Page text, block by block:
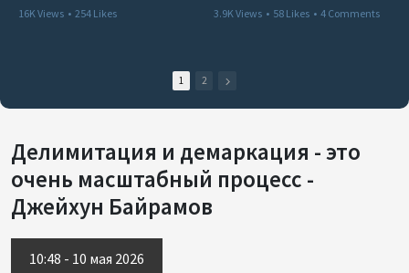
16K Views • 254 Likes
3.9K Views • 58 Likes • 4 Comments
1 2
Делимитация и демаркация - это
очень масштабный процесс -
Джейхун Байрамов
10:48 - 10 мая 2026